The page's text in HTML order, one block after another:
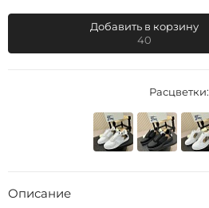
Добавить в корзину
40
Расцветки:
Описание